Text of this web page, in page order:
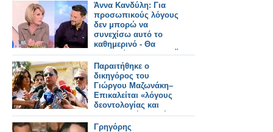
Άννα Κανδύλη: Για
προσωπικούς λόγους
δεν μπορώ να
συνεχίσω αυτό το
καθημερινό - Θα
παραμείνω στον ΣΚΑΪ
Παραιτήθηκε ο
δικηγόρος του
Γιώργου Μαζωνάκη–
Επικαλείται «λόγους
δεοντολογίας και
προσωπικής ηθικής»
Γρηγόρης